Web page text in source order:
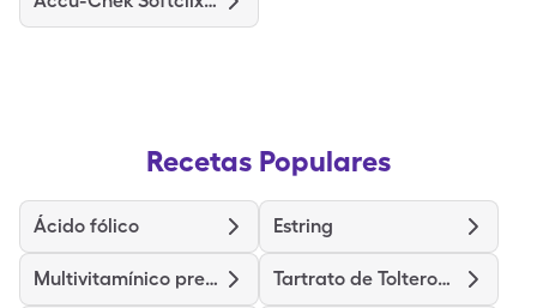
Recetas Populares
Ácido fólico Estring
Multivitamínico prenatal Tartrato de Tolterodina de Liberación Prolongada